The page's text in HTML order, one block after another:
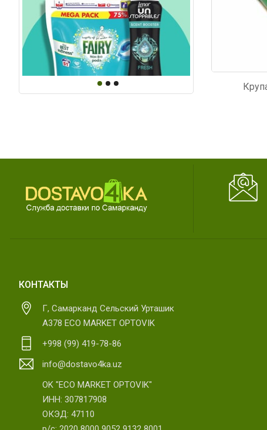
КОНТАКТЫ
Г, Самарканд Сельский Урташик
А378 ECO MARKET OPTOVIK
+998 (99) 419-78-86
info@dostavo4ka.uz
OK "ECO MARKET OPTOVIK"
ИНН: 307817908
ОКЭД: 47110